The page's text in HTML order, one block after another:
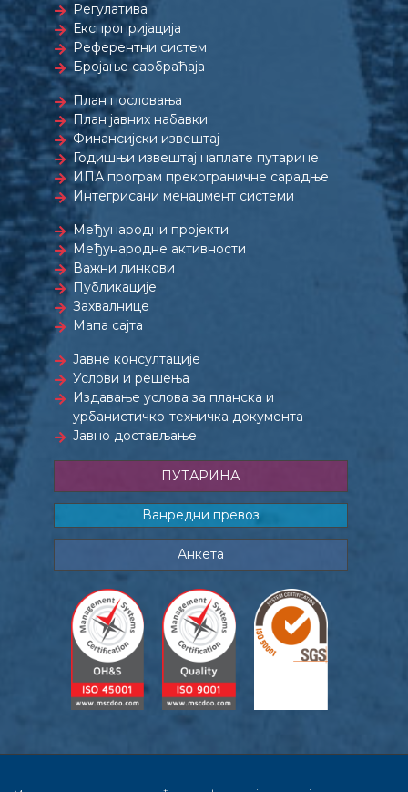
Регулатива
Експропријација
Референтни систем
Бројање саобраћаја
План пословања
План јавних набавки
Финансијски извештај
Годишњи извештај наплате путарине
ИПА програм прекограничне сарадње
Интегрисани менаџмент системи
Међународни пројекти
Међународне активности
Важни линкови
Публикације
Захвалнице
Мапа сајта
Јавне консултације
Услови и решења
Издавање услова за планска и
урбанистичко-техничка документа
Јавно достављање
ПУТАРИНА
Ванредни превоз
Анкета